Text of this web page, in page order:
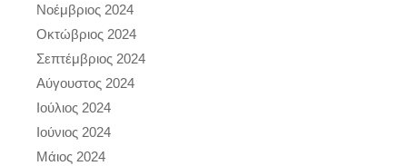
Νοέμβριος 2024
Οκτώβριος 2024
Σεπτέμβριος 2024
Αύγουστος 2024
Ιούλιος 2024
Ιούνιος 2024
Μάιος 2024